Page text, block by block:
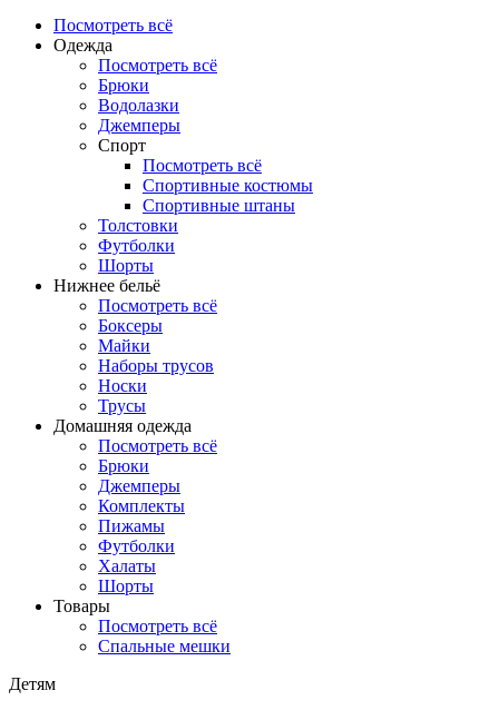
Посмотреть всё
Одежда
Посмотреть всё
Брюки
Водолазки
Джемперы
Спорт
Посмотреть всё
Спортивные костюмы
Спортивные штаны
Толстовки
Футболки
Шорты
Нижнее бельё
Посмотреть всё
Боксеры
Майки
Наборы трусов
Носки
Трусы
Домашняя одежда
Посмотреть всё
Брюки
Джемперы
Комплекты
Пижамы
Футболки
Халаты
Шорты
Товары
Посмотреть всё
Спальные мешки
Детям